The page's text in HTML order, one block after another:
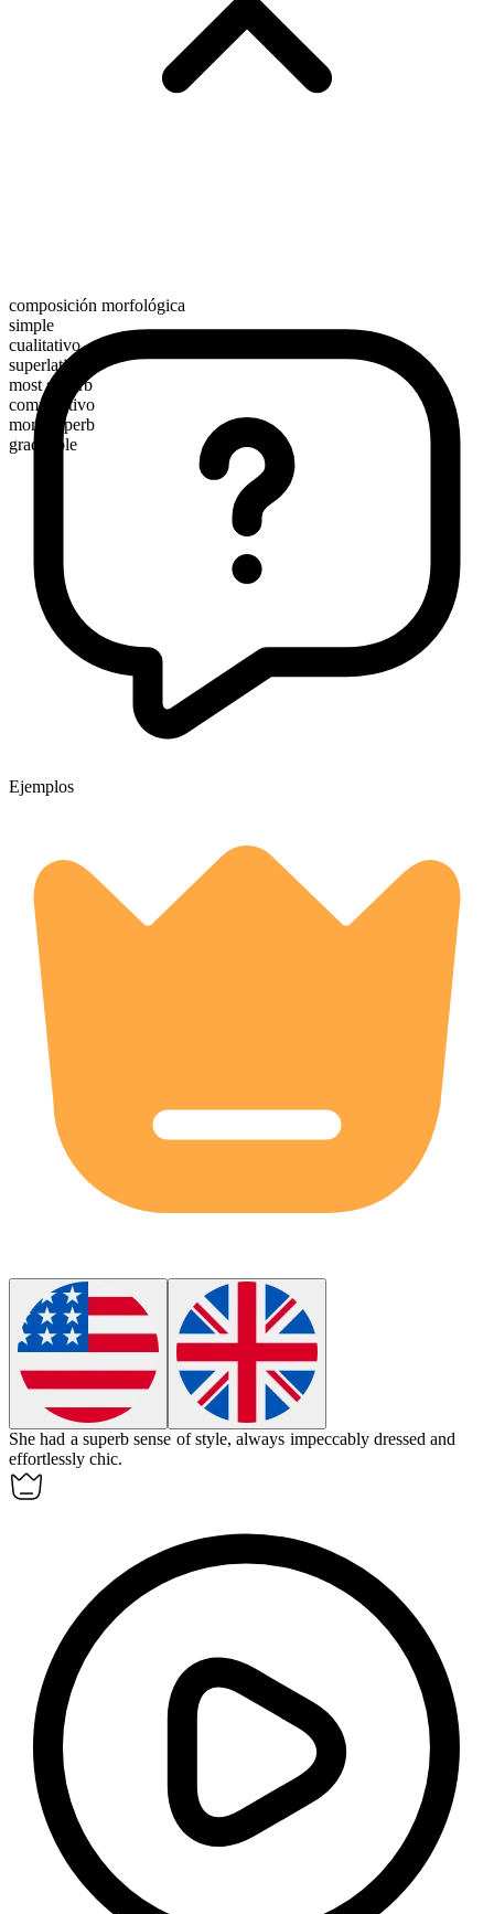
composición morfológica
simple
cualitativo
superlativo
most superb
comparativo
more superb
graduable
Ejemplos
She had a superb sense of style, always impeccably dressed and
effortlessly chic.